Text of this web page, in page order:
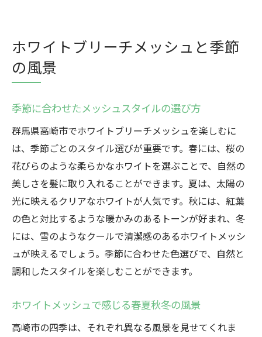
ホワイトブリーチメッシュと季節
の風景
季節に合わせたメッシュスタイルの選び方
群馬県高崎市でホワイトブリーチメッシュを楽しむに
は、季節ごとのスタイル選びが重要です。春には、桜の
花びらのような柔らかなホワイトを選ぶことで、自然の
美しさを髪に取り入れることができます。夏は、太陽の
光に映えるクリアなホワイトが人気です。秋には、紅葉
の色と対比するような暖かみのあるトーンが好まれ、冬
には、雪のようなクールで清潔感のあるホワイトメッシ
ュが映えるでしょう。季節に合わせた色選びで、自然と
調和したスタイルを楽しむことができます。
ホワイトメッシュで感じる春夏秋冬の風景
高崎市の四季は、それぞれ異なる風景を見せてくれま